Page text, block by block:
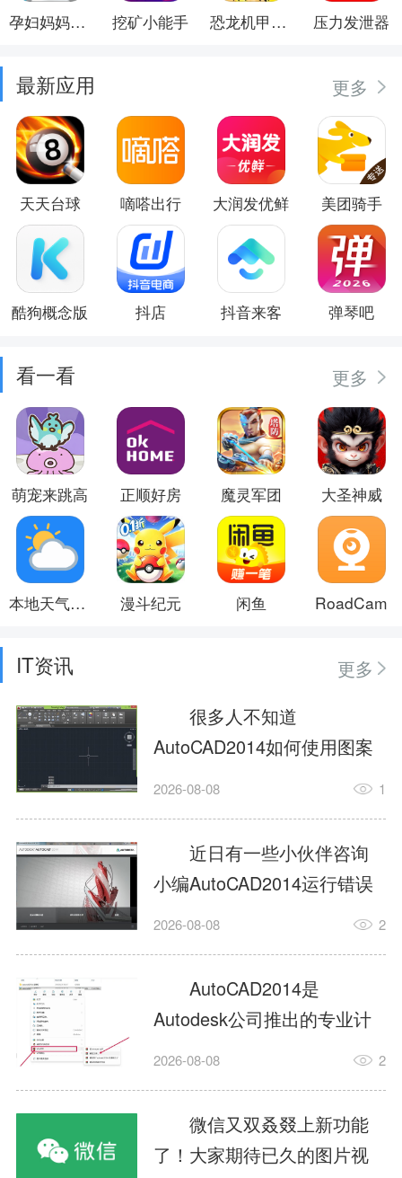
孕妇妈妈日记 挖矿小能手 恐龙机甲射手 压力发泄器
最新应用 更多
天天台球 嘀嗒出行 大润发优鲜 美团骑手
酷狗概念版 抖店 抖音来客 弹琴吧
看一看 更多
萌宠来跳高 正顺好房 魔灵军团 大圣神威
本地天气预报 漫斗纪元 闲鱼 RoadCam
IT资讯
更多
很多人不知道
AutoCAD2014如何使用图案
填充?今日为你们带来的文章
用图案填充的内容，还有不
清楚小伙伴和小编一起去学
习一下吧。1.打开
AutoCAD2014这款软件，进
入AutoCAD2014的操作界
面，如图所示：2.在该界面内
找到矩形选项，如图所示：3.
点击矩...
2026-08-08 1
近日有一些小伙伴咨询
小编AutoCAD2014运行错误
怎么办?下面就为大家带来了
办的解决方法，有需要的小
伙伴可以来了解了解哦。1.打
开控制面板，选择
AutodeskAutoCAD2014。2.
等AutodeskAutoCAD2014的
安装程序加载完毕。3.选择添
加/...
2026-08-08 2
AutoCAD2014是
Autodesk公司推出的专业计
算机辅助设计（CAD）软
子、建筑、服装等多个工程
与设计领域。作为行业标准
工具之一，它提供了强大的
2026-08-08 2
微信又双叒叕上新功能
了！大家期待已久的图片视